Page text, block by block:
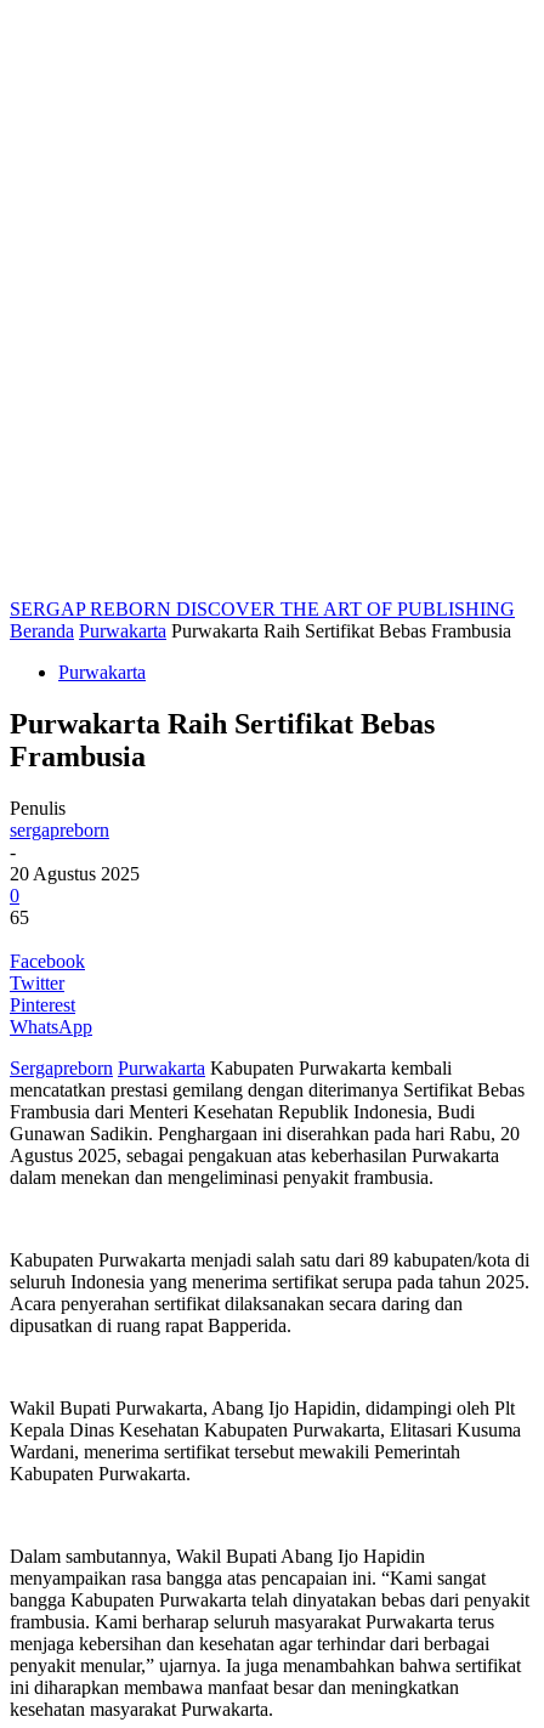
SERGAP REBORN DISCOVER THE ART OF PUBLISHING
Beranda Purwakarta Purwakarta Raih Sertifikat Bebas Frambusia
Purwakarta
Purwakarta Raih Sertifikat Bebas
Frambusia
Penulis
sergapreborn
-
20 Agustus 2025
0
65
Facebook
Twitter
Pinterest
WhatsApp
Sergapreborn Purwakarta Kabupaten Purwakarta kembali
mencatatkan prestasi gemilang dengan diterimanya Sertifikat Bebas
Frambusia dari Menteri Kesehatan Republik Indonesia, Budi
Gunawan Sadikin. Penghargaan ini diserahkan pada hari Rabu, 20
Agustus 2025, sebagai pengakuan atas keberhasilan Purwakarta
dalam menekan dan mengeliminasi penyakit frambusia.
Kabupaten Purwakarta menjadi salah satu dari 89 kabupaten/kota di
seluruh Indonesia yang menerima sertifikat serupa pada tahun 2025.
Acara penyerahan sertifikat dilaksanakan secara daring dan
dipusatkan di ruang rapat Bapperida.
Wakil Bupati Purwakarta, Abang Ijo Hapidin, didampingi oleh Plt
Kepala Dinas Kesehatan Kabupaten Purwakarta, Elitasari Kusuma
Wardani, menerima sertifikat tersebut mewakili Pemerintah
Kabupaten Purwakarta.
Dalam sambutannya, Wakil Bupati Abang Ijo Hapidin
menyampaikan rasa bangga atas pencapaian ini. “Kami sangat
bangga Kabupaten Purwakarta telah dinyatakan bebas dari penyakit
frambusia. Kami berharap seluruh masyarakat Purwakarta terus
menjaga kebersihan dan kesehatan agar terhindar dari berbagai
penyakit menular,” ujarnya. Ia juga menambahkan bahwa sertifikat
ini diharapkan membawa manfaat besar dan meningkatkan
kesehatan masyarakat Purwakarta.